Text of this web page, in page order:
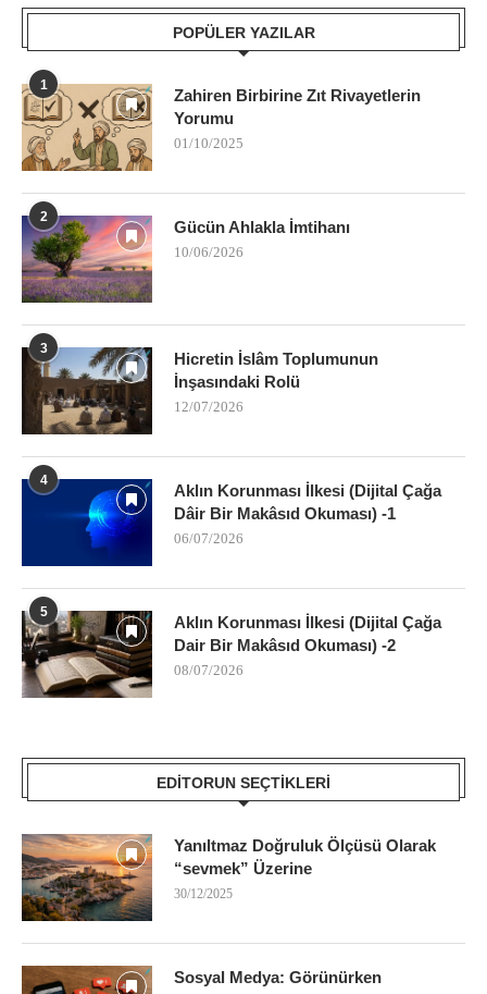
POPÜLER YAZILAR
1
Zahiren Birbirine Zıt Rivayetlerin
Yorumu
01/10/2025
2
Gücün Ahlakla İmtihanı
10/06/2026
3
Hicretin İslâm Toplumunun
İnşasındaki Rolü
12/07/2026
4
Aklın Korunması İlkesi (Dijital Çağa
Dâir Bir Makâsıd Okuması) -1
06/07/2026
5
Aklın Korunması İlkesi (Dijital Çağa
Dair Bir Makâsıd Okuması) -2
08/07/2026
EDITORUN SEÇTIKLERI
Yanıltmaz Doğruluk Ölçüsü Olarak
“sevmek” Üzerine
30/12/2025
Sosyal Medya: Görünürken